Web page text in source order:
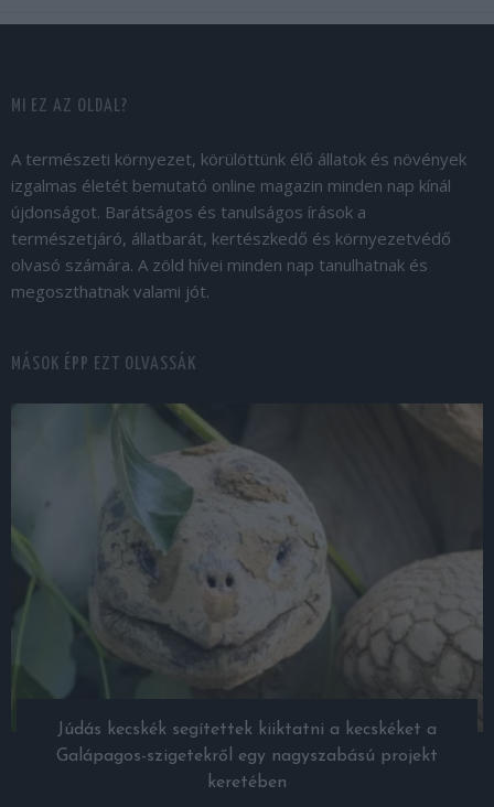
MI EZ AZ OLDAL?
A természeti környezet, körülöttünk élő állatok és növények
izgalmas életét bemutató online magazin minden nap kínál
újdonságot. Barátságos és tanulságos írások a
természetjáró, állatbarát, kertészkedő és környezetvédő
olvasó számára. A zöld hívei minden nap tanulhatnak és
megoszthatnak valami jót.
MÁSOK ÉPP EZT OLVASSÁK
Júdás kecskék segítettek kiiktatni a kecskéket a
Galápagos-szigetekről egy nagyszabású projekt
keretében